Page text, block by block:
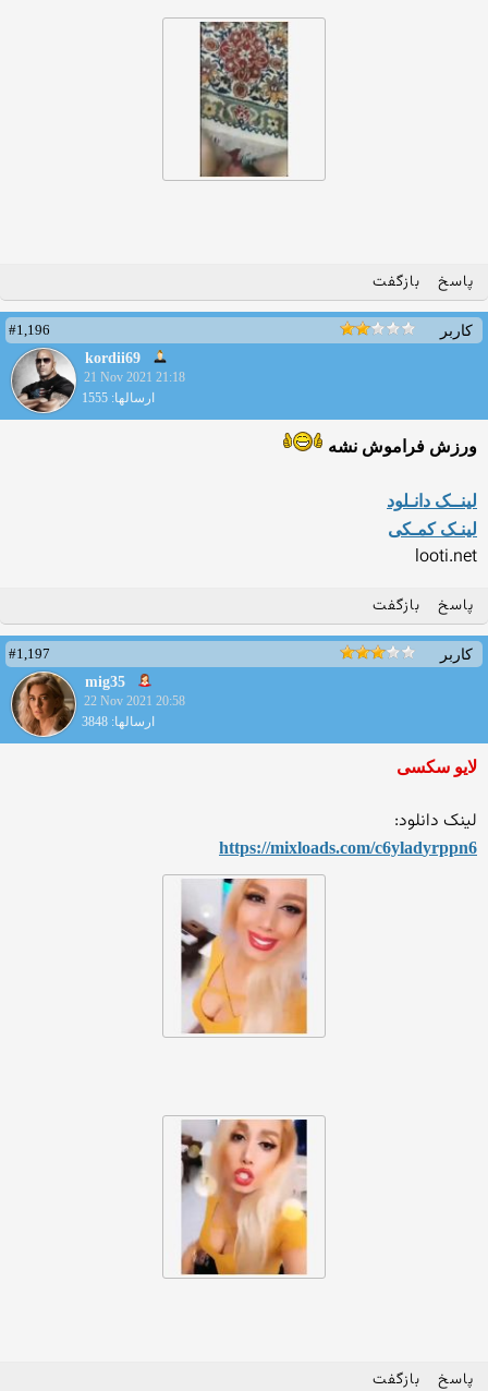
پاسخ بازگفت
کاربر
#1,196
kordii69
21 Nov 2021 21:18
ارسالها: 1555
ورزش فراموش نشه
لینــک دانـلود
لینـک کمـکی
looti.net
پاسخ بازگفت
کاربر
#1,197
mig35
22 Nov 2021 20:58
ارسالها: 3848
لایو سکسی
لینک دانلود:
https://mixloads.com/c6yladyrppn6
پاسخ بازگفت